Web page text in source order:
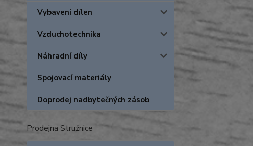
Vybavení dílen
Vzduchotechnika
Náhradní díly
Spojovací materiály
Doprodej nadbytečných zásob
Prodejna Stružnice